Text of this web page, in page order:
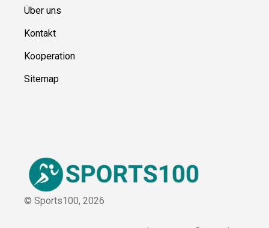
Ressource
Über uns
Kontakt